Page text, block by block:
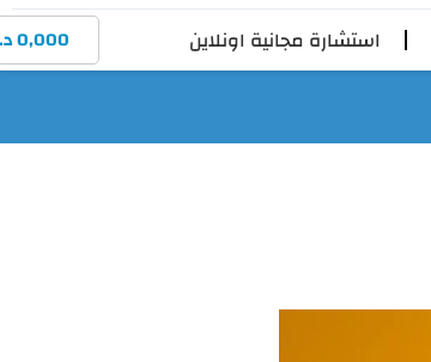
استشارة مجانية اونلاين 0,000